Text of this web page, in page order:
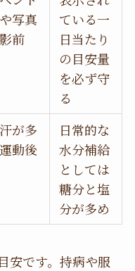
写真
前
ている一
日当たり
の目安量
を必ず守
る
が多
動後
日常的な
水分補給
としては
糖分と塩
分が多め
安です。持病や服